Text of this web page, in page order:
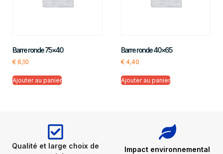
Barre ronde 75×40
€ 6,10
Ajouter au panier
Barre ronde 40×65
€4,40
Ajouter au panier
Qualité et large choix de
Impact environnemental